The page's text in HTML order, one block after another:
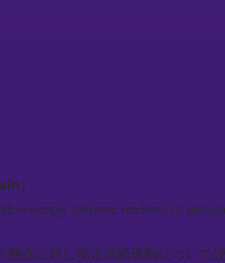
）
supply systems resilient to
念に対し安定供給体制について